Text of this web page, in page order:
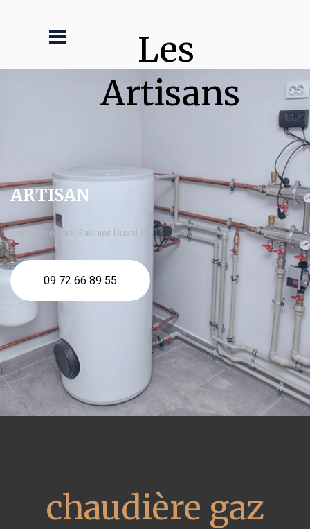
Les
Artisans
ARTISAN
chaudière gaz Saunier Duval Ifs
09 72 66 89 55
chaudière gaz